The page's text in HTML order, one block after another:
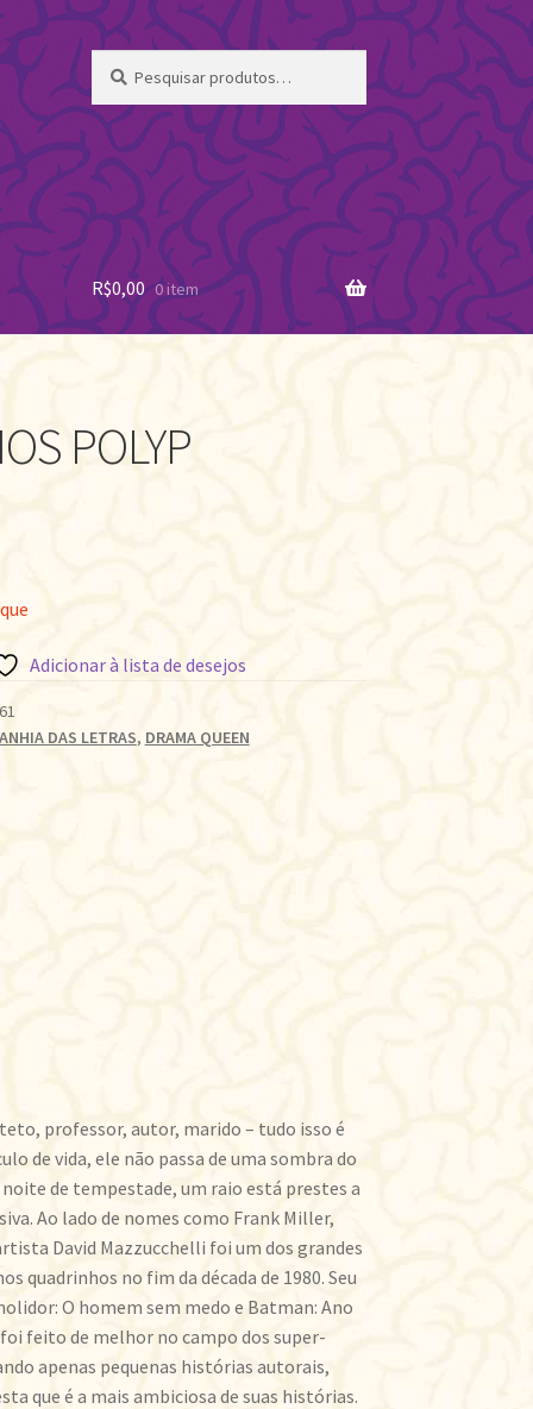
por:
R$0,00 0 item
POLYP
Adicionar à lista de desejos
DAS LETRAS, DRAMA QUEEN
professor, autor, marido – tudo isso é
de vida, ele não passa de uma sombra do
noite de tempestade, um raio está prestes a
Ao lado de nomes como Frank Miller,
David Mazzucchelli foi um dos grandes
quadrinhos no fim da década de 1980. Seu
O homem sem medo e Batman: Ano
feito de melhor no campo dos super-
apenas pequenas histórias autorais,
que é a mais ambiciosa de suas histórias.